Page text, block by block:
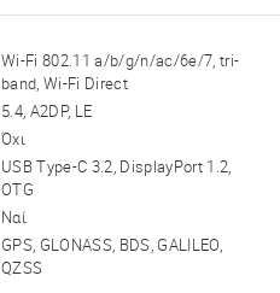
Wi-Fi 802.11 a/b/g/n/ac/6e/7, tri-
band, Wi-Fi Direct
5.4, A2DP, LE
Όχι
USB Type-C 3.2, DisplayPort 1.2,
OTG
Ναί
GPS, GLONASS, BDS, GALILEO,
QZSS